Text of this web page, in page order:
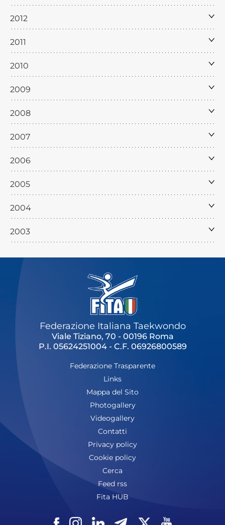
2012
2011
2010
2009
2008
2007
2006
2005
2004
2003
Federazione Italiana Taekwondo
Viale Tiziano, 70 - 00196 Roma
P.I. 05624251004 - C.F. 06926800589
Federazione Trasparente
Links
Mappa del Sito
Photogallery
Videogallery
Contatti
Privacy policy
Cookie policy
Cerca
Feed rss
Fita HUB